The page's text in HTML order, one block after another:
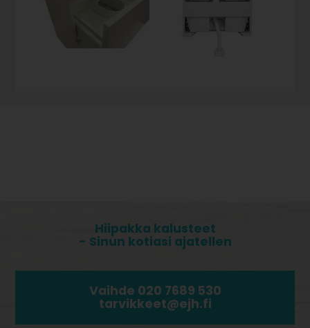
Hiipakka kalusteet
- Sinun kotiasi ajatellen
Vaihde 020 7689 530
tarvikkeet@ejh.fi